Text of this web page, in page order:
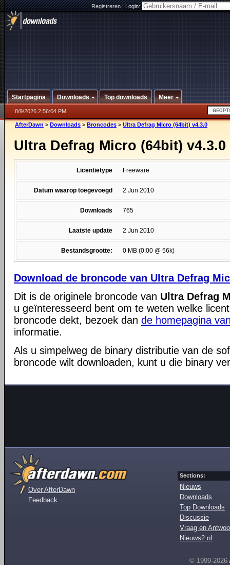
Registreren|Login:
Startpagina Downloads Top downloads Meer
8/9/2026 2:56:04 PM
AfterDawn > Downloads > Broncodes > Ultra Defrag Micro (64bit) v4.3.0
Ultra Defrag Micro (64bit) v4.3.0
Licentietype Freeware
Datum waarop toegevoegd 2 Jun 2010
Downloads 765
Laatste update 2 Jun 2010
Bestandsgrootte: 0 MB (0:00 @ 56k)
Download de broncode van Ultra Defrag
Dit is de originele broncode van Ultra Defrag
u geïnteresseerd bent om te weten welke
broncode dekt, bezoek dan de homepagina
informatie.
Als u simpelweg de binary distributie van de
broncode wilt downloaden, kunt u die binary
Over AfterDawn
Feedback
Sections:
Nieuws
Downloads
Top Downloads
Discussie
Vraag en
Nieuws2.nl
© 1999-2026